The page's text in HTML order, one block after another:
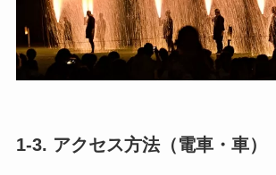
1-3. アクセス方法（電車・車）